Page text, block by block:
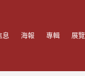
息 海報 專輯 展覽